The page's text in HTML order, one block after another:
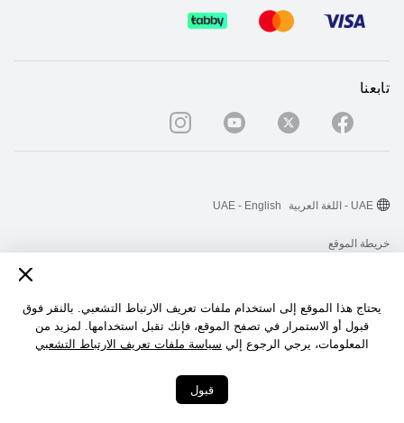
يحتاج هذا الموقع إلى استخدام ملفات تعريف الارتباط التشعبي. بالنقر فوق
قبول أو الاستمرار في تصفح الموقع، فإنك تقبل استخدامها. لمزيد من
المعلومات، يرجي الرجوع إلي سياسة ملفات تعريف الارتباط التشعبي
قبول
تابعنا
‎©2026 Huawei Device Co., Ltd. All rights reserved.‎
خريطة الموقع
بيان الخصوصية
الكوكيز
UAE - اللغة العربية UAE - English